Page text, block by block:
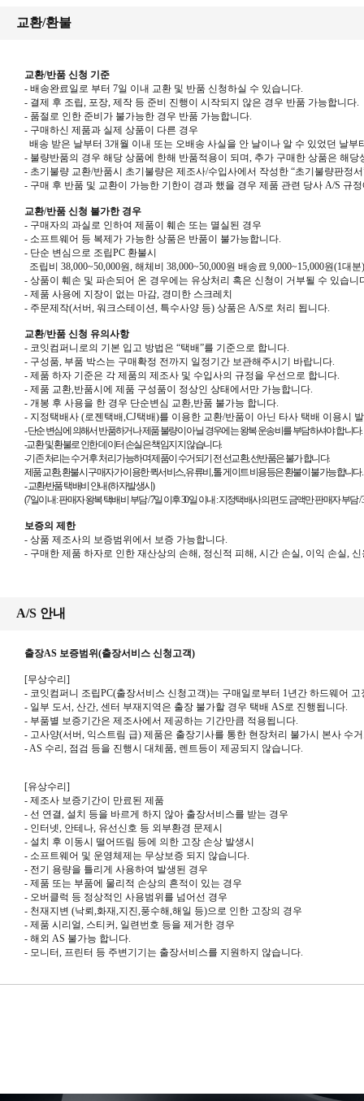
교환/환불
교환/반품 신청 기준
- 배송완료일로 부터 7일 이내 교환 및 반품 신청하실 수 있습니다.
- 결제 후 조립, 포장, 제작 등 준비 진행이 시작되지 않은 경우 반품 가능합니다.
- 품절로 인한 준비가 불가능한 경우 반품 가능합니다.
- 구매하신 제품과 실제 상품이 다른 경우
배송 받은 날부터 3개월 이내 또는 오배송 사실을 안 날이나 알 수 있었던 날부
- 불량반품의 경우 해당 상품에 한해 반품적용이 되며, 추가 구매한 상품은 해당
- 초기불량 교환/반품시 초기불량은 제조사/수입사에서 작성한 “초기불량판정서
- 구매 후 반품 및 교환이 가능한 기한이 경과 했을 경우 제품 관련 당사 A/S 규
교환/반품 신청 불가한 경우
- 구매자의 과실로 인하여 제품이 훼손 또는 멸실된 경우
- 소프트웨어 등 복제가 가능한 상품은 반품이 불가능합니다.
- 단순 변심으로 조립PC 환불시
조립비 38,000~50,000원, 해체비 38,000~50,000원 배송료 9,000~15,000원(1대분)
- 상품이 훼손 및 파손되어 온 경우에는 유상처리 혹은 신청이 거부될 수 있습니
- 제품 사용에 지장이 없는 마감, 경미한 스크레치
- 주문제작(서버, 워크스테이션, 특수사양 등) 상품은 A/S로 처리 됩니다.
교환/반품 신청 유의사항
- 코잇컴퍼니로의 기본 입고 방법은 “택배”를 기준으로 합니다.
- 구성품, 부품 박스는 구매확정 전까지 일정기간 보관해주시기 바랍니다.
- 제품 하자 기준은 각 제품의 제조사 및 수입사의 규정을 우선으로 합니다.
- 제품 교환,반품시에 제품 구성품이 정상인 상태에서만 가능합니다.
- 개봉 후 사용을 한 경우 단순변심 교환,반품 불가능 합니다.
- 지정택배사 (로젠택배,CJ택배)를 이용한 교환/반품이 아닌 타사 택배 이용시
-단순 변심에 의해서 반품하거나 제품 불량이 아닐 경우에는 왕복 운송비를 부담하셔야 합니다.
-교환 및 환불로 인한 데이터 손실은 책임지지 않습니다.
-기존 처리는 수거 후 처리 가능하며 제품이 수거되기 전 선교환, 선반품은 불가 합니다.
제품 교환, 환불시 구매자가 이용한 퀵서비스, 유류비, 톨 게이트 비용등은 환불이 불가능합니다.
-교환/반품 택배비 안내(하자발생시)
(7일이내:판매자 왕복 택배비 부담 /7일 이후30일 이내 :지정택배사의 편도 금액만 판매자 부담 /
보증의 제한
- 상품 제조사의 보증범위에서 보증 가능합니다.
- 구매한 제품 하자로 인한 재산상의 손해, 정신적 피해, 시간 손실, 이익 손실, 신
A/S 안내
출장AS 보증범위(출장서비스 신청고객)
[무상수리 ]
- 코잇컴퍼니 조립PC(출장서비스 신청고객)는 구매일로부터 1년간 하드웨어 고
- 일부 도서, 산간, 센터 부재지역은 출장 불가할 경우 택배 AS로 진행됩니다.
- 부품별 보증기간은 제조사에서 제공하는 기간만큼 적용됩니다.
- 고사양(서버, 익스트림 급) 제품은 출장기사를 통한 현장처리 불가시 본사 수
- AS 수리 , 점검 등을 진행시 대체품, 렌트등이 제공되지 않습니다.
[유상수리 ]
- 제조사 보증기간이 만료된 제품
- 선 연결, 설치 등을 바르게 하지 않아 출장서비스를 받는 경우
- 인터넷, 안테나, 유선신호 등 외부환경 문제시
- 설치 후 이동시 떨어뜨림 등에 의한 고장 손상 발생시
- 소프트웨어 및 운영체제는 무상보증 되지 않습니다.
- 전기 용량을 틀리게 사용하여 발생된 경우
- 제품 또는 부품에 물리적 손상의 흔적이 있는 경우
- 오버클럭 등 정상적인 사용범위를 넘어선 경우
- 천재지변 (낙뢰 ,화재,지진,풍수해,해일 등)으로 인한 고장의 경우
- 제품 시리얼, 스티커, 일련번호 등을 제거한 경우
- 해외 AS 불가능 합니다.
- 모니터, 프린터 등 주변기기는 출장서비스를 지원하지 않습니다.